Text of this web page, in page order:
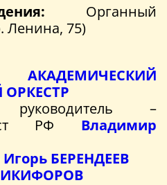
Органный
Ленина, 75)
руководитель –
РФ Владимир
Игорь БЕРЕНДЕЕВ